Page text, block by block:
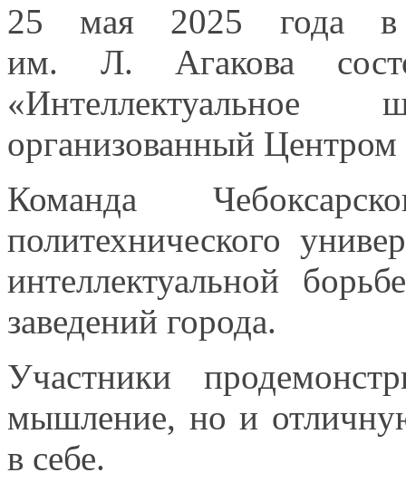
25 мая 2025 года
им. Л. Агакова
организованный
Команда
политехнического
интеллектуальной
заведений города.
Участники
мышление, но и
в себе.